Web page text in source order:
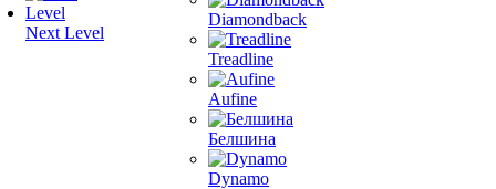
Next Level
Diamondback
Treadline
Aufine
Белшина
Dynamo